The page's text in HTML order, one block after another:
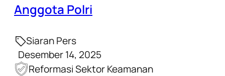
Anggota Polri
Siaran Pers
Desember 14, 2025
Reformasi Sektor Keamanan